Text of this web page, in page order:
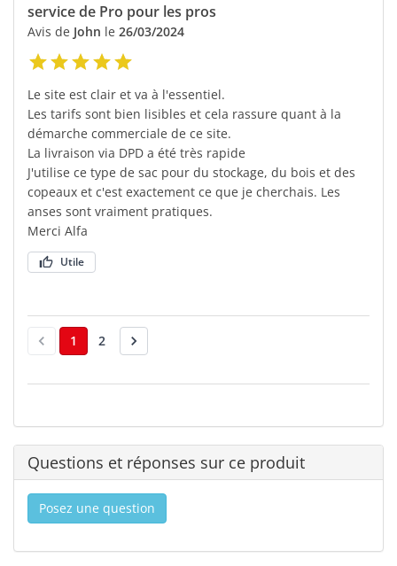
service de Pro pour les pros
Avis de John le 26/03/2024
Le site est clair et va à l'essentiel.
Les tarifs sont bien lisibles et cela rassure quant à la
démarche commerciale de ce site.
La livraison via DPD a été très rapide
J'utilise ce type de sac pour du stockage, du bois et des
copeaux et c'est exactement ce que je cherchais. Les
anses sont vraiment pratiques.
Merci Alfa
Utile
1 2
Questions et réponses sur ce produit
Posez une question